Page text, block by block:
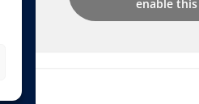
enable